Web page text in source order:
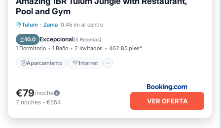
Pool and Gym
Tulum · Zama 0.45 mi al centro
10.0 Excepcional(5 Reseñas)
1 Dormitorio 1 Baño 2 Invitados 462.85 pies²
Aparcamiento Internet
Aparcamiento
Apto para niños
€79/noche
7 noches - €554 VER OFERTA